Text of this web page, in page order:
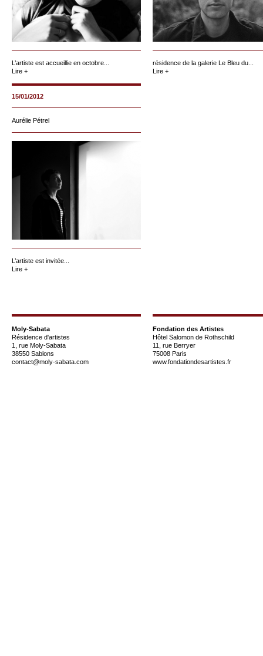
L’artiste est accueillie en octobre...
Lire +
résidence de la galerie Le Bleu du...
Lire +
15/01/2012
Aurélie Pétrel
L’artiste est invitée...
Lire +
Moly-Sabata
Résidence d'artistes
1, rue Moly-Sabata
38550 Sablons
contact@moly-sabata.com
Fondation des Artistes
Hôtel Salomon de Rothschild
11, rue Berryer
75008 Paris
www.fondationdesartistes.fr